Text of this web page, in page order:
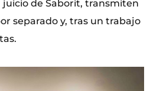
juicio de Saborit, transmiten
separado y, tras un trabajo